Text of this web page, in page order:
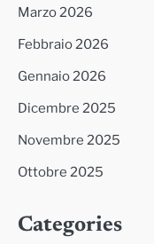
Marzo 2026
Febbraio 2026
Gennaio 2026
Dicembre 2025
Novembre 2025
Ottobre 2025
Categories